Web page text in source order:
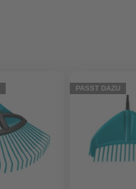
PASST DAZU